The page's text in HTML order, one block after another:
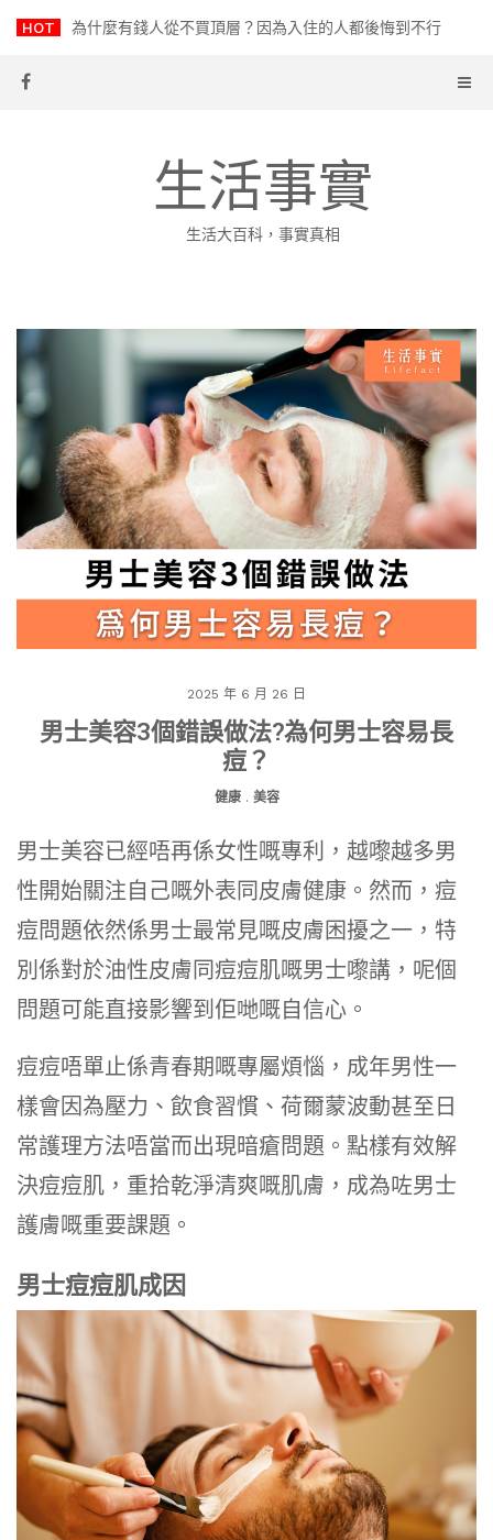
HOT 為什麼有錢人從不買頂層？因為入住的人都後悔到不行
生活事實
生活大百科，事實真相
2025 年 6 月 26 日
男士美容3個錯誤做法?為何男士容易長
痘？
健康. 美容
男士美容已經唔再係女性嘅專利，越嚟越多男
性開始關注自己嘅外表同皮膚健康。然而，痘
痘問題依然係男士最常見嘅皮膚困擾之一，特
別係對於油性皮膚同痘痘肌嘅男士嚟講，呢個
問題可能直接影響到佢哋嘅自信心。
痘痘唔單止係青春期嘅專屬煩惱，成年男性一
樣會因為壓力、飲食習慣、荷爾蒙波動甚至日
常護理方法唔當而出現暗瘡問題。點樣有效解
決痘痘肌，重拾乾淨清爽嘅肌膚，成為咗男士
護膚嘅重要課題。
男士痘痘肌成因